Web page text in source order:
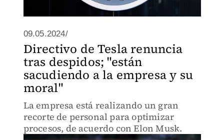
09.05.2024/
Directivo de Tesla renuncia
tras despidos; "están
sacudiendo a la empresa y su
moral"
La empresa está realizando un gran
recorte de personal para optimizar
procesos, de acuerdo con Elon Musk.